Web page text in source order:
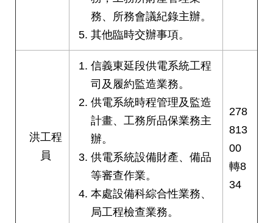
務、所務會議紀錄主辦。
其他臨時交辦事項。
洪工程
員
信義東延段供電系統工程
司及履約監造業務。
供電系統時程管理及監造
計畫、工務所品保業務主
辦。
供電系統設備財產、備品
等審查作業。
本處設備科綜合性業務、
局工程檢查業務。
278
813
00
轉8
34